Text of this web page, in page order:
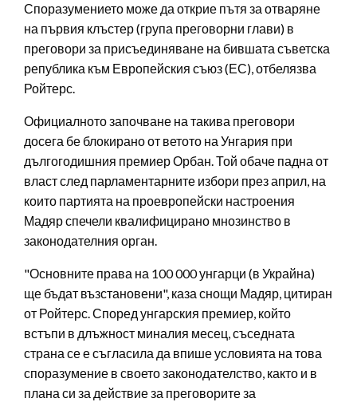
Споразумението може да открие пътя за отваряне
на първия клъстер (група преговорни глави) в
преговори за присъединяване на бившата съветска
република към Европейския съюз (ЕС), отбелязва
Ройтерс.
Официалното започване на такива преговори
досега бе блокирано от ветото на Унгария при
дългогодишния премиер Орбан. Той обаче падна от
власт след парламентарните избори през април, на
които партията на проевропейски настроения
Мадяр спечели квалифицирано мнозинство в
законодателния орган.
"Основните права на 100 000 унгарци (в Украйна)
ще бъдат възстановени", каза снощи Мадяр, цитиран
от Ройтерс. Според унгарския премиер, който
встъпи в длъжност миналия месец, съседната
страна се е съгласила да впише условията на това
споразумение в своето законодателство, както и в
плана си за действие за преговорите за